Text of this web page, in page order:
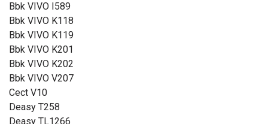
Bbk VIVO I589
Bbk VIVO K118
Bbk VIVO K119
Bbk VIVO K201
Bbk VIVO K202
Bbk VIVO V207
Cect V10
Deasy T258
Deasy TL1266